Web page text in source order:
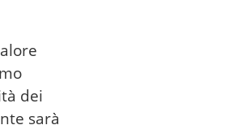
dei
sarà